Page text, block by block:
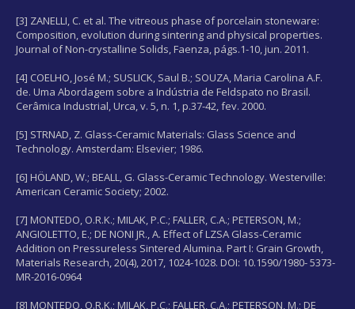
[3] ZANELLI, C. et al. The vitreous phase of porcelain stoneware:
Composition, evolution during sintering and physical properties.
Journal of Non-crystalline Solids, Faenza, págs.1-10, jun. 2011.
[4] COELHO, José M.; SUSLICK, Saul B.; SOUZA, Maria Carolina A.F.
de. Uma Abordagem sobre a Indústria de Feldspato no Brasil.
Cerâmica Industrial, Urca, v. 5, n. 1, p.37-42, fev. 2000.
[5] STRNAD, Z. Glass-Ceramic Materials: Glass Science and
Technology. Amsterdam: Elsevier; 1986.
[6] HÖLAND, W.; BEALL, G. Glass-Ceramic Technology. Westerville:
American Ceramic Society; 2002.
[7] MONTEDO, O.R.K.; MILAK, P.C.; FALLER, C.A.; PETERSON, M.;
ANGIOLETTO, E.; DE NONI JR., A. Effect of LZSA Glass-Ceramic
Addition on Pressureless Sintered Alumina. Part I: Grain Growth,
Materials Research, 20(4), 2017, 1024-1028. DOI: 10.1590/1980- 5373-
MR-2016-0964
[8] MONTEDO, O.R.K.; MILAK, P.C.; FALLER, C.A.; PETERSON, M.; DE